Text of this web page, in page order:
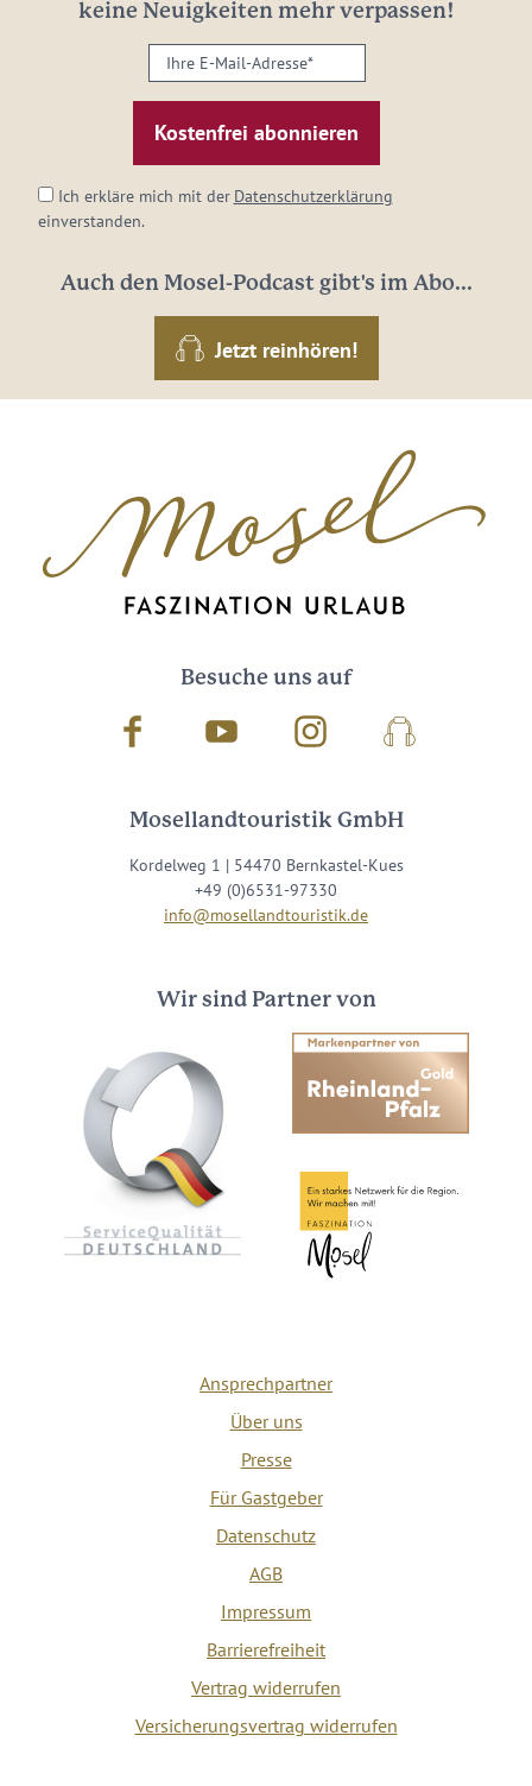
keine Neuigkeiten mehr verpassen!
Ihre
E-
Mail-
Adresse:
Ich erkläre mich mit der Datenschutzerklärung
einverstanden.
Auch den Mosel-Podcast gibt's im Abo...
Jetzt reinhören!
Besuche uns auf
Facebook Youtube InstagramPodcast
Mosellandtouristik GmbH
Kordelweg 1 | 54470 Bernkastel-Kues
+49 (0)6531-97330
info@mosellandtouristik.de
Wir sind Partner von
Ansprechpartner
Über uns
Presse
Für Gastgeber
Datenschutz
AGB
Impressum
Barrierefreiheit
Vertrag widerrufen
Versicherungsvertrag widerrufen